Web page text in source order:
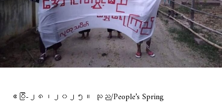
ဧပြီ-၂၈၊၂၀၂၅။ သုည/People’s Spring